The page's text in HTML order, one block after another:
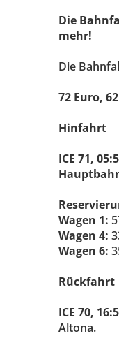
Die
mehr!
Die
72 Euro,
Hinfahrt
ICE 71,
Wagen 1:
Wagen 4:
Wagen 6:
Rückfahrt
ICE 70,
Altona.